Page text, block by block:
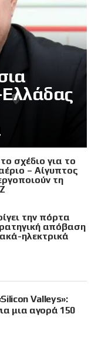
σχέδιο για το
– Αίγυπτος
τη
την πόρτα
απόβαση
ηλεκτρικά
Valleys»:
μια αγορά 150